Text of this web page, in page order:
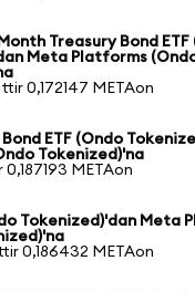
Treasury Bond ETF
Meta Platforms
0,172147 METAon
Bond ETF (Ondo
Tokenized)'na
0,187193 METAon
Tokenized)'dan Meta
0,186432 METAon